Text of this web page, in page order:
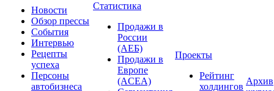
Новости
Обзор прессы
События
Интервью
Рецепты
успеха
Персоны
автобизнеса
Статистика
Продажи в
России
(АЕБ)
Продажи в
Европе
(ACEA)
Проекты
Рейтинг
холдингов
Архив